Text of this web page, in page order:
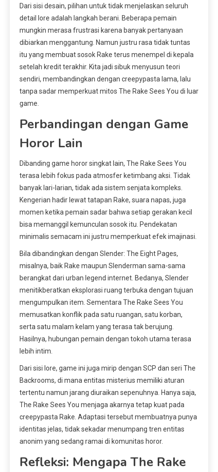
Dari sisi desain, pilihan untuk tidak menjelaskan seluruh
detail lore adalah langkah berani. Beberapa pemain
mungkin merasa frustrasi karena banyak pertanyaan
dibiarkan menggantung. Namun justru rasa tidak tuntas
itu yang membuat sosok Rake terus menempel di kepala
setelah kredit terakhir. Kita jadi sibuk menyusun teori
sendiri, membandingkan dengan creepypasta lama, lalu
tanpa sadar memperkuat mitos The Rake Sees You di luar
game.
Perbandingan dengan Game
Horor Lain
Dibanding game horor singkat lain, The Rake Sees You
terasa lebih fokus pada atmosfer ketimbang aksi. Tidak
banyak lari-larian, tidak ada sistem senjata kompleks.
Kengerian hadir lewat tatapan Rake, suara napas, juga
momen ketika pemain sadar bahwa setiap gerakan kecil
bisa memanggil kemunculan sosok itu. Pendekatan
minimalis semacam ini justru memperkuat efek imajinasi.
Bila dibandingkan dengan Slender: The Eight Pages,
misalnya, baik Rake maupun Slenderman sama-sama
berangkat dari urban legend internet. Bedanya, Slender
menitikberatkan eksplorasi ruang terbuka dengan tujuan
mengumpulkan item. Sementara The Rake Sees You
memusatkan konflik pada satu ruangan, satu korban,
serta satu malam kelam yang terasa tak berujung.
Hasilnya, hubungan pemain dengan tokoh utama terasa
lebih intim.
Dari sisi lore, game ini juga mirip dengan SCP dan seri The
Backrooms, di mana entitas misterius memiliki aturan
tertentu namun jarang diuraikan sepenuhnya. Hanya saja,
The Rake Sees You menjaga akarnya tetap kuat pada
creepypasta Rake. Adaptasi tersebut membuatnya punya
identitas jelas, tidak sekadar menumpang tren entitas
anonim yang sedang ramai di komunitas horor.
Refleksi: Mengapa The Rake